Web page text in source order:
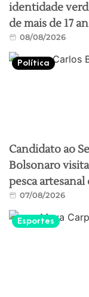
identidade
de mais de 17
08/08/2026
Política
Candidato ao
Bolsonaro
pesca
07/08/2026
Esportes